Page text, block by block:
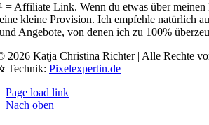
¹ = Affiliate Link. Wenn du etwas über
eine kleine Provision. Ich empfehle natürlich
und Angebote, von denen ich zu 100%
2026 Katja Christina Richter | Alle Rechte
Technik:Pixelexpertin.de
Page load link
Nach oben